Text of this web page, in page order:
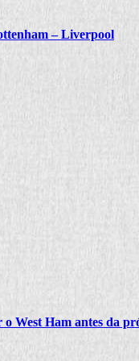
– Liverpool
West Ham antes da